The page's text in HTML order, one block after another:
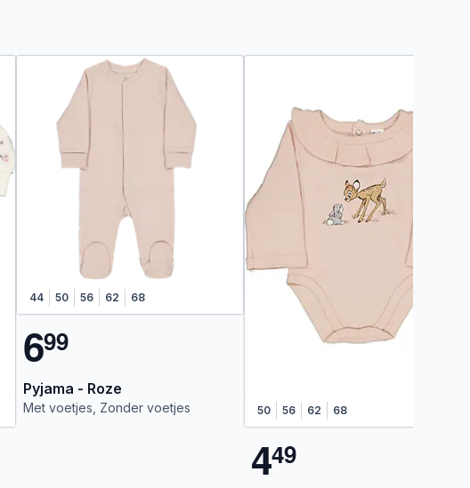
44 50 56 62 68
699
Pyjama - Roze
Met voetjes, Zonder voetjes 50 56 62 68
449